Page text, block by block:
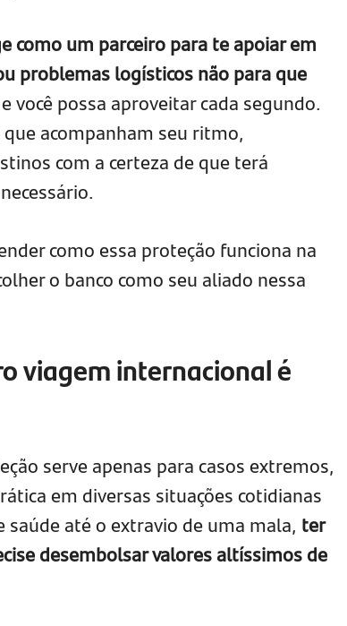
como um parceiro para te apoiar em
problemas logísticos não para que
e você possa aproveitar cada segundo.
acompanham seu ritmo,
com a certeza de que terá
como essa proteção funciona na
o banco como seu aliado nessa
viagem internacional é
serve apenas para casos extremos,
em diversas situações cotidianas
até o extravio de uma mala, ter
desembolsar valores altíssimos de